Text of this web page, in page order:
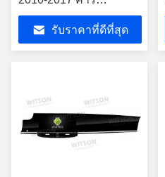
มัลติมีเดีย สเตียโร GPS
CarPlay Player
รับราคาที่ดีที่สุด